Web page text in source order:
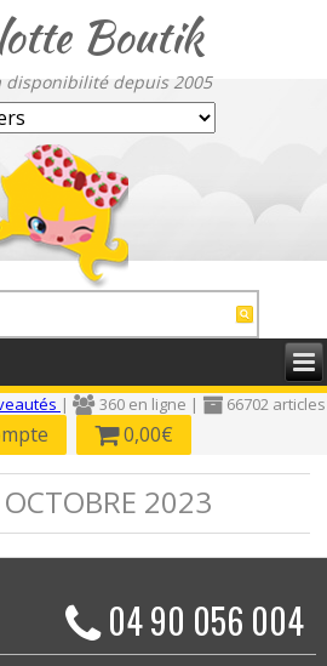
Boutik
disponibilité depuis 2005
| 360 en ligne |
66702 articles
0,00€
OCTOBRE 2023
04 90 056 004